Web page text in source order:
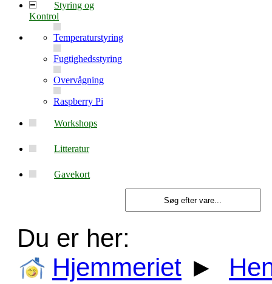
Styring og
Kontrol
Temperaturstyring
Fugtighedsstyring
Overvågning
Raspberry Pi
Workshops
Litteratur
Gavekort
Du er her:
Hjemmeriet ►